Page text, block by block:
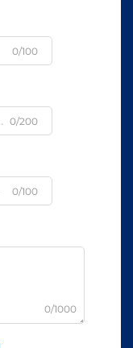
0/100
0/200
0/100
0/1000